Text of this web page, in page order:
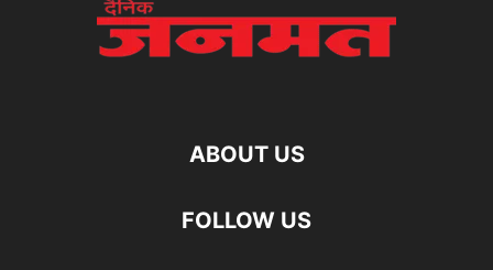
ABOUT US
FOLLOW US